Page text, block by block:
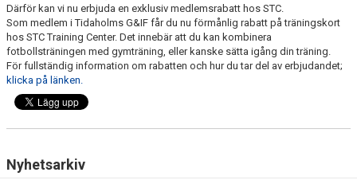
CUPER ARBETSBESKRIVNING
PLANSCHEMA
Därför kan vi nu erbjuda en exklusiv medlemsrabatt hos STC.
Som medlem i Tidaholms G&IF får du nu förmånlig rabatt på träningskort
hos STC Training Center. Det innebär att du kan kombinera
fotbollsträningen med gymträning, eller kanske sätta igång din träning.
För fullständig information om rabatten och hur du tar del av erbjudandet;
klicka på länken.
Nyhetsarkiv